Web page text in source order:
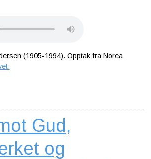
(1905-1994). Opptak fra Norea
Gud,
og